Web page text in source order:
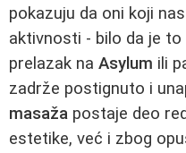
pokazuju da oni koji
aktivnosti - bilo da je to
prelazak na Asylum ili
zadrže postignuto i
masaža postaje deo
estetike, već i zbog